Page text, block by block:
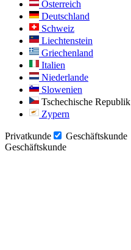
Österreich
Deutschland
Schweiz
Liechtenstein
Griechenland
Italien
Niederlande
Slowenien
Tschechische Republik
Zypern
Privatkunde
Geschäftskunde
Geschäftskunde